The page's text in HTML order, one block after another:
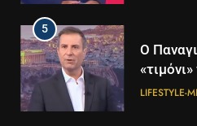
5
Ο
LIFESTYLE-
5
πρώτη
άνεμο
ΔΙΕΘΝΉ